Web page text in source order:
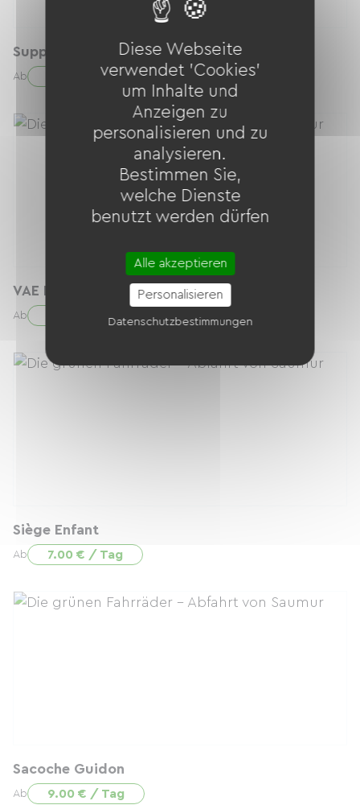
Support Smartphone
Ab 8.00 € / Tag
VAE Premium | Saumur > Tours
Ab 108.00 € / Tag
Siège Enfant
Ab 7.00 € / Tag
Sacoche Guidon
Ab 9.00 € / Tag
Diese Webseite
verwendet 'Cookies'
um Inhalte und
Anzeigen zu
personalisieren und zu
analysieren.
Bestimmen Sie,
welche Dienste
benutzt werden dürfen
Alle akzeptieren
Personalisieren
Datenschutzbestimmungen